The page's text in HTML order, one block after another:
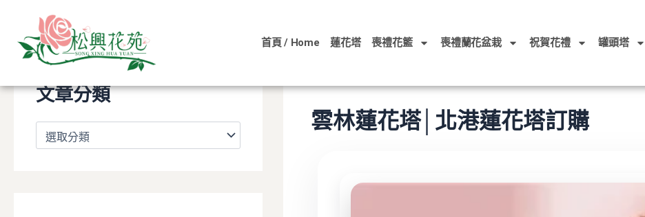
內
首頁 / Home 蓮花塔 喪禮花籃 喪禮蘭花盆栽 祝賀花禮 罐頭塔
文章分類
章
分
類
雲林蓮花塔│北港蓮花塔訂購